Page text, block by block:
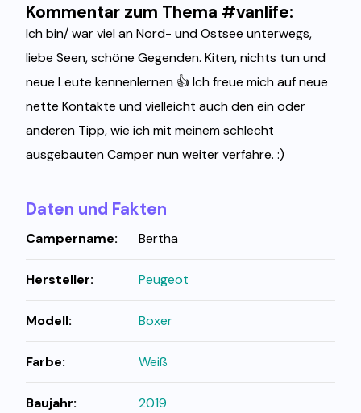
Kommentar zum Thema #vanlife:
Ich bin/ war viel an Nord- und Ostsee unterwegs,
liebe Seen, schöne Gegenden. Kiten, nichts tun und
neue Leute kennenlernen 👍 Ich freue mich auf neue
nette Kontakte und vielleicht auch den ein oder
anderen Tipp, wie ich mit meinem schlecht
ausgebauten Camper nun weiter verfahre. :)
Daten und Fakten
Campername: Bertha
Hersteller: Peugeot
Modell: Boxer
Farbe: Weiß
Baujahr: 2019